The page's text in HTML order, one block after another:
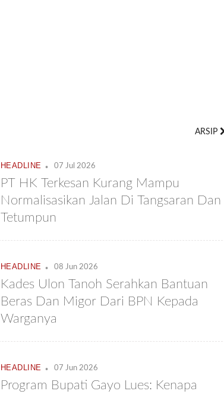
ARSIP
HEADLINE . 07 Jul 2026
PT HK Terkesan Kurang Mampu
Normalisasikan Jalan Di Tangsaran Dan
Tetumpun
HEADLINE . 08 Jun 2026
Kades Ulon Tanoh Serahkan Bantuan
Beras Dan Migor Dari BPN Kepada
Warganya
HEADLINE . 07 Jun 2026
Program Bupati Gayo Lues: Kenapa